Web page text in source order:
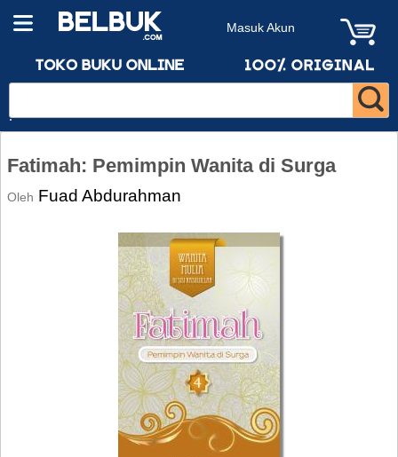
Masuk Akun
Fatimah: Pemimpin Wanita di Surga
Oleh Fuad Abdurahman